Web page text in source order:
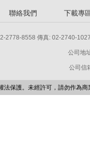
聯絡我們 下載專
2778-8558 傳真: 02-2740-
公司地
公司信
法保護。未經許可，請勿作為商